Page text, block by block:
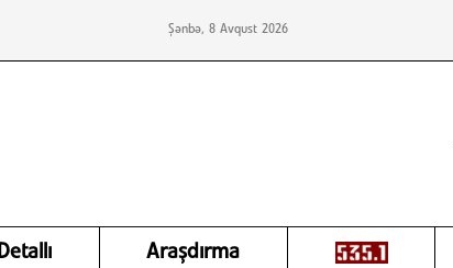
Şənbə, 8 Avqust 2026
Detallı Araşdırma